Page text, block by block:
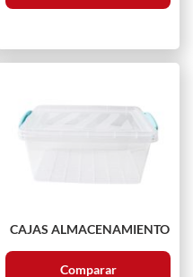
CAJAS ALMACENAMIENTO
Comparar